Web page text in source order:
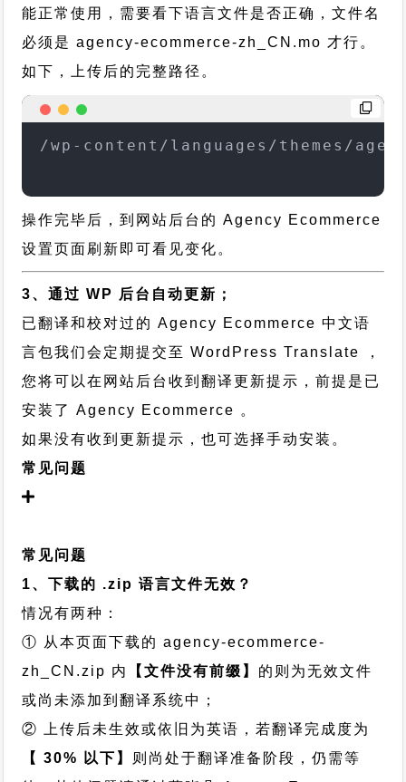
能正常使用，需要看下语言文件是否正确，文件名
必须是 agency-ecommerce-zh_CN.mo 才行。
如下，上传后的完整路径。
/wp-content/languages/themes/
操作完毕后，到网站后台的 Agency Ecommerce
设置页面刷新即可看见变化。
3、通过 WP 后台自动更新；
已翻译和校对过的 Agency Ecommerce 中文语
言包我们会定期提交至 WordPress Translate ，
您将可以在网站后台收到翻译更新提示，前提是已
安装了 Agency Ecommerce 。
如果没有收到更新提示，也可选择手动安装。
常见问题
常见问题
1、下载的 .zip 语言文件无效？
情况有两种：
① 从本页面下载的 agency-ecommerce-
zh_CN.zip 内
【文件没有前缀】 的则为无效文件
或尚未添加到翻译系统中；
② 上传后未生效或依旧为英语，若翻译完成度为
【 30% 以下】 则尚处于翻译准备阶段，仍需等